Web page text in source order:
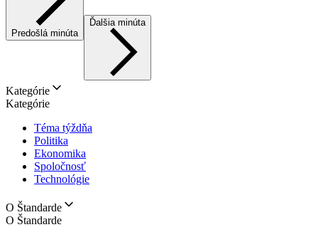
Predošlá minúta
Ďalšia minúta
Kategórie
Kategórie
Téma týždňa
Politika
Ekonomika
Spoločnosť
Technológie
O Štandarde
O Štandarde